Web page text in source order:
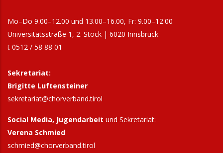
Mo–Do 9.00–12.00 und 13.00–16.00, Fr: 9.00–12.00
Universitätsstraße 1, 2. Stock | 6020 Innsbruck
t 0512 / 58 88 01
Sekretariat:
Brigitte Luftensteiner
sekretariat@chorverband.tirol
Social Media, Jugendarbeit und Sekretariat:
Verena Schmied
schmied@chorverband.tirol